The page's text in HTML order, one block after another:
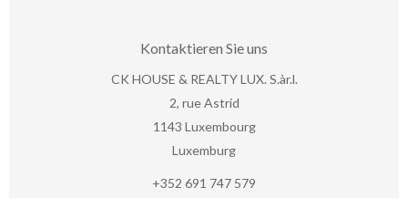
Kontaktieren Sie uns
CK HOUSE & REALTY LUX. S.àr.l.
2, rue Astrid
1143 Luxembourg
Luxemburg
+352 691 747 579